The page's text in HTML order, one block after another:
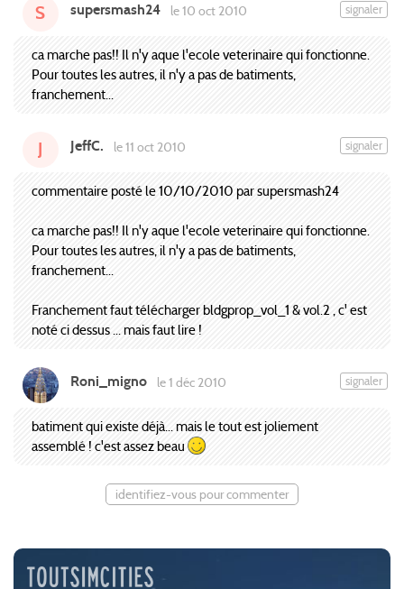
S supersmash24 le 10 oct 2010 signaler
ca marche pas!! Il n'y aque l'ecole veterinaire qui fonctionne.
Pour toutes les autres, il n'y a pas de batiments,
franchement...
J JeffC. le 11 oct 2010 signaler
commentaire posté le 10/10/2010 par supersmash24
ca marche pas!! Il n'y aque l'ecole veterinaire qui fonctionne.
Pour toutes les autres, il n'y a pas de batiments,
franchement...
Franchement faut télécharger bldgprop_vol_1 & vol.2 , c' est
noté ci dessus ... mais faut lire !
Roni_migno le 1 déc 2010 signaler
batiment qui existe déjà... mais le tout est joliement
assemblé ! c'est assez beau
identifiez-vous pour commenter